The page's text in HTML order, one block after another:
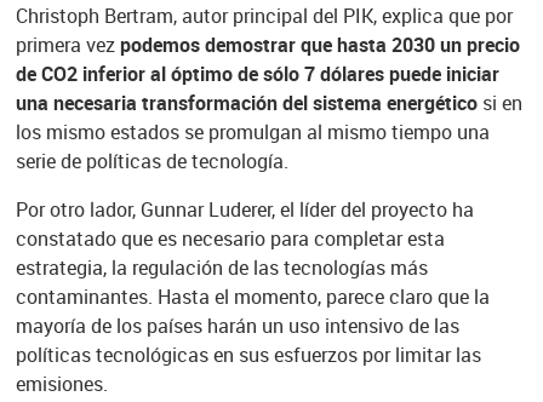
Christoph Bertram, autor principal del PIK, explica que por
primera vezpodemos demostrar que hasta 2030 un precio
de CO2 inferior al óptimo de sólo 7 dólares puede iniciar
una necesaria transformación del sistema energético si en
los mismo estados se promulgan al mismo tiempo una
serie de políticas de tecnología.
Por otro lador, Gunnar Luderer, el líder del proyecto ha
constatado que es necesario para completar esta
estrategia, la regulación de las tecnologías más
contaminantes. Hasta el momento, parece claro que la
mayoría de los países harán un uso intensivo de las
políticas tecnológicas en sus esfuerzos por limitar las
emisiones.